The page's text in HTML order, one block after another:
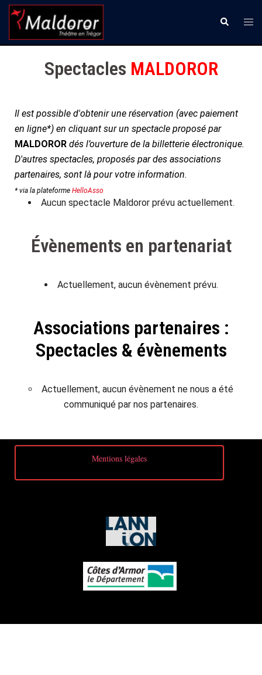
Aller
contenu
Spectacles MALDOROR
Il est possible d'obtenir une réservation (avec paiement
en ligne*) en cliquant sur un spectacle proposé par
MALDOROR dés l’ouverture de la billetterie électronique.
D'autres spectacles, proposés par des associations
partenaires, sont là pour votre information.
* via la plateforme HelloAsso
Aucun spectacle Maldoror prévu actuellement.
Évènements en partenariat
Actuellement, aucun évènement prévu.
Associations partenaires :
Spectacles & évènements
Actuellement, aucun évènement ne nous a été
communiqué par nos partenaires.
Mentions légales